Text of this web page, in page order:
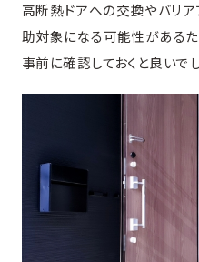
高断熱ドアへの交換やバリア
助対象になる可能性があるた
事前に確認しておくと良いでし